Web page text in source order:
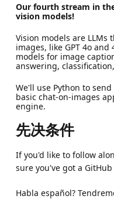
Our fourth stream in
vision models!
Vision models are LLMs
images, like GPT 4o
models for image
answering,
We'll use Python to
basic chat-on-images
engine.
先决条件
If you'd like to follow
sure you've got a
Habla español?